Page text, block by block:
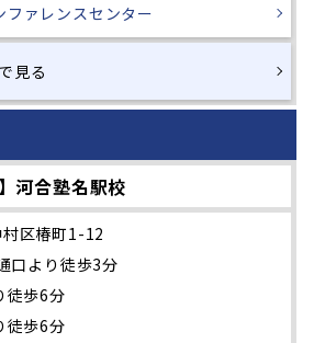
ァレンスセンター
見る
河合塾名駅校
区椿町1-12
口より徒歩3分
徒歩6分
徒歩6分